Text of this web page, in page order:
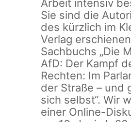
Arbeit intensiv
Sie sind die
des kürzlich im
Verlag
Sachbuchs „Die
AfD: Der Kampf
Rechten: Im
der Straße – und
sich selbst“. Wir
einer Online-